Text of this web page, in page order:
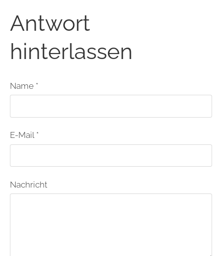
Antwort
hinterlassen
Name *
E-Mail *
Nachricht